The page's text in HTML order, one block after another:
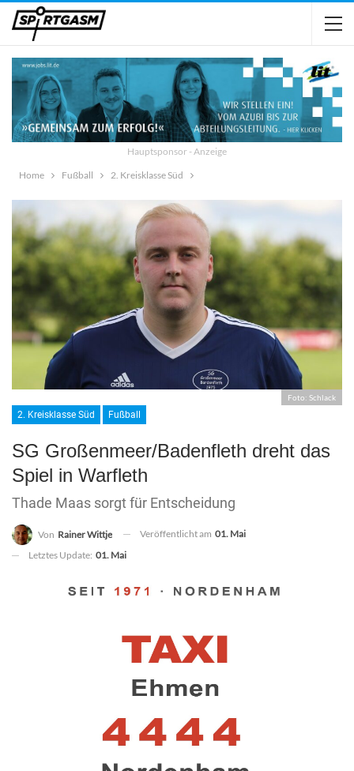
Hauptsponsor - Anzeige
Home
Fußball 2. Kreisklasse Süd
Foto: Schlack
2. Kreisklasse Süd Fußball
SG Großenmeer/Badenfleth dreht das
Spiel in Warfleth
Thade Maas sorgt für Entscheidung
Von Rainer Wittje Veröffentlicht am 01. Mai
Letztes Update: 01. Mai